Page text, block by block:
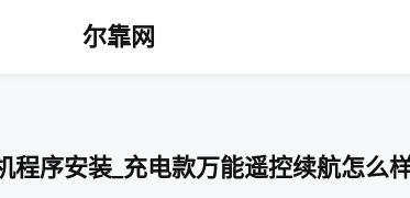
尔靠网
程序安装_充电款万能遥控续航怎么